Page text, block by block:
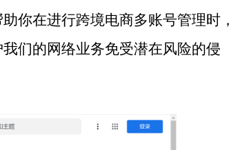
你在进行跨境电商多账号管理时，
们的网络业务免受潜在风险的侵